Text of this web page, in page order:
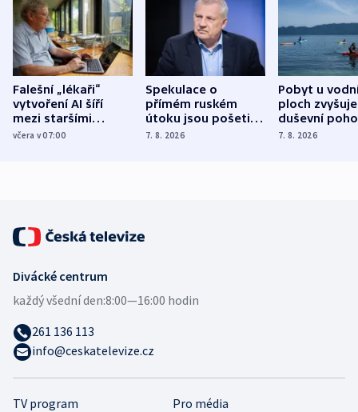
Falešní „lékaři“
vytvoření AI šíří
mezi staršími
Poláky nebezpečné
včera v 07:00
Spekulace o
přímém ruském
útoku jsou pošetilé,
míní estonský
7. 8. 2026
Pobyt u
ploch zvyšuje
duševní
ukázala
7. 8. 2026
TV program
Pro média
Divácké centrum
každý všední den:8:00—16:00 hodin
261 136 113
info@ceskatelevize.cz